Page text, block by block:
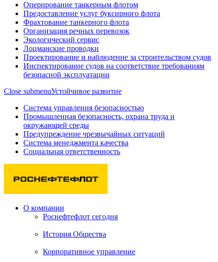
Оперирование танкерным флотом
Предоставление услуг буксирного флота
Фрахтование танкерного флота
Организация речных перевозок
Экологический сервис
Лоцманские проводки
Проектирование и наблюдение за строительством судов
Инспектирование судов на соответствие требованиям
безопасной эксплуатации
Close submenuУстойчивое развитие
Система управления безопасностью
Промышленная безопасность, охрана труда и
окружающей среды
Предупреждение чрезвычайных ситуаций
Система менеджмента качества
Социальная ответственность
О компании
Роснефтефлот сегодня
История Общества
Корпоративное управление